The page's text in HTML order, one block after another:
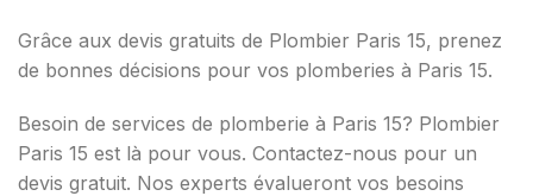
Grâce aux devis gratuits de Plombier Paris 15, prenez
de bonnes décisions pour vos plomberies à Paris 15.
Besoin de services de plomberie à Paris 15? Plombier
Paris 15 est là pour vous. Contactez-nous pour un
devis gratuit. Nos experts évalueront vos besoins